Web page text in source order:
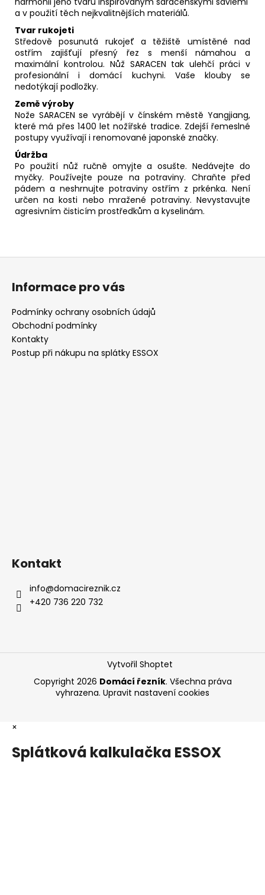
a v použití těch nejkvalitnějších materiálů.
Tvar rukojeti
Středově posunutá rukojeť a těžiště umístěné nad
ostřím zajišťují přesný řez s menší námahou a
maximální kontrolou. Nůž SARACEN tak ulehčí práci v
profesionální i domácí kuchyni. Vaše klouby se
nedotýkají podložky.
Země výroby
Nože SARACEN se vyrábějí v čínském městě Yangjiang,
které má přes 1400 let nožířské tradice. Zdejší řemeslné
postupy využívají i renomované japonské značky.
Údržba
Po použití nůž ručně omyjte a osušte. Nedávejte do
myčky. Používejte pouze na potraviny. Chraňte před
pádem a neshrnujte potraviny ostřím z prkénka. Není
určen na kosti nebo mražené potraviny. Nevystavujte
agresivním čisticím prostředkům a kyselinám.
Z
Informace pro vás
Podmínky ochrany osobních údajů
Obchodní podmínky
Kontakty
Postup při nákupu na splátky ESSOX
Kontakt
info@domacireznik.cz
+420 736 220 732
Vytvořil Shoptet
Copyright 2026 Domácí řezník. Všechna práva
vyhrazena. Upravit nastavení cookies
×
Splátková kalkulačka ESSOX